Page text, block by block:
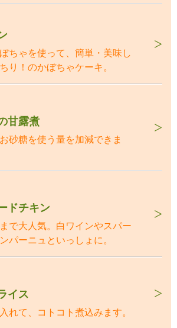
ちゃを使って、簡単・美味し
り！のかぼちゃケーキ。
甘露煮
砂糖を使う量を加減できま
ドチキン
で大人気。白ワインやスパー
パーニュといっしょに。
イス
れて、コトコト煮込みます。